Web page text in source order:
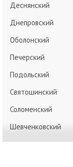
Деснянский
Днепровский
Оболонский
Печерский
Подольский
Святошинский
Соломенский
Шевченковский